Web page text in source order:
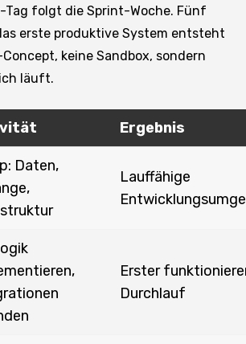
Tag folgt die Sprint-Woche. Fünf
erste produktive System entsteht
keine Sandbox, sondern
läuft.
Ergebnis
Daten,
Lauffähige
Erster
Durchlauf